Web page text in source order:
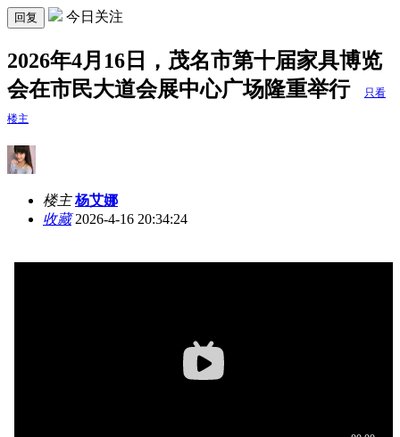
回复 今日关注
2026年4月16日，茂名市第十届家具博览
会在市民大道会展中心广场隆重举行
只看
楼主
楼主 杨艾娜
收藏2026-4-16 20:34:24